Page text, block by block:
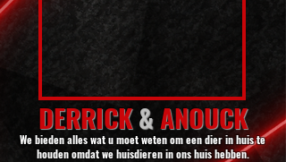
DERRICK&ANOUCK
We bieden alles wat u moet weten om een dier in huis te
houden omdat we huisdieren in ons huis hebben.